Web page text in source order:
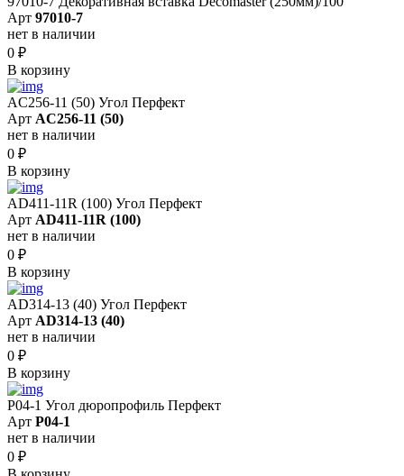
Арт 97010-7
нет в наличии
0 ₽
В корзину
AC256-11 (50) Угол Перфект
Арт AC256-11 (50)
нет в наличии
0 ₽
В корзину
AD411-11R (100) Угол Перфект
Арт AD411-11R (100)
нет в наличии
0 ₽
В корзину
AD314-13 (40) Угол Перфект
Арт AD314-13 (40)
нет в наличии
0 ₽
В корзину
P04-1 Угол дюропрофиль Перфект
Арт P04-1
нет в наличии
0 ₽